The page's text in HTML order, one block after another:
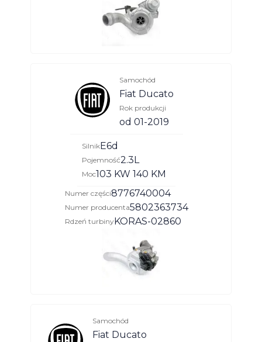
Samochód
Fiat Ducato
Rok produkcji
od 01-2019
SilnikE6d
Pojemność2.3L
Moc103 KW 140 KM
Numer części8776740004
Numer producenta5802363734
Rdzeń turbinyKORAS-02860
Samochód
Fiat Ducato